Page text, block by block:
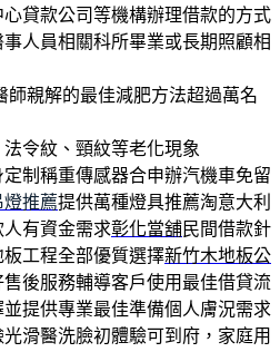
貸款公司等機構辦理借款的方式
人員相關科所畢業或長期照顧相
師親解的最佳減肥方法超過萬名
令紋、頸紋等老化現象
制稱重傳感器合申辦汽機車免留
燈推薦提供萬種燈具推薦淘意大利
有資金需求彰化當舖民間借款針
工程全部優質選擇新竹木地板公
後服務輔導客戶使用最佳借貸流
提供專業最佳準備個人膚況需求
光滑醫洗臉初體驗可到府，家庭用